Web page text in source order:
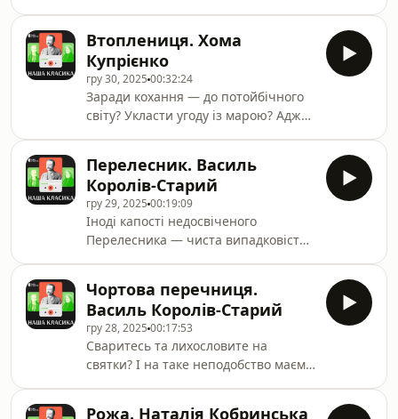
матір'ю, досягнення певної гармонії
- такі основні сюжетні лінії роману.
Це історія про пошуки любові, про
роздвоєність і самотність.
Втоплениця. Хома
Купрієнко
гру 30, 2025 00:32:24
Заради кохання — до потойбічного
світу? Укласти угоду із марою? Адже
Перелесник. Василь
Королів-Старий
гру 29, 2025 00:19:09
Іноді капості недосвіченого
Перелесника — чиста випадковість.
граматикою й абеткою! З Вієм не
посперечаєшся…
Чортова перечниця.
Василь Королів-Старий
гру 28, 2025 00:17:53
Сваритесь та лихословите на
святки? І на таке неподобство маємо
Рожа. Наталія Кобринська